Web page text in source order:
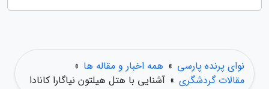
نوای پرنده پارسی » همه اخبار و مقاله ها »
مقالات گردشگری » آشنایی با هتل هیلتون نیاگارا کانادا